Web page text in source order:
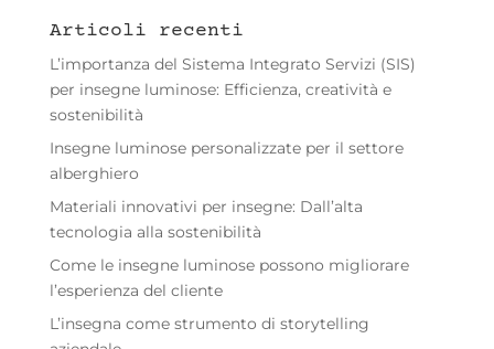
Articoli recenti
L’importanza del Sistema Integrato Servizi (SIS)
per insegne luminose: Efficienza, creatività e
sostenibilità
Insegne luminose personalizzate per il settore
alberghiero
Materiali innovativi per insegne: Dall’alta
tecnologia alla sostenibilità
Come le insegne luminose possono migliorare
l’esperienza del cliente
L’insegna come strumento di storytelling